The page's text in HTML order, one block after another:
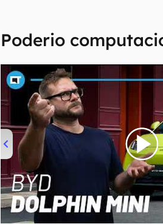
Poderio
00:00/04:07